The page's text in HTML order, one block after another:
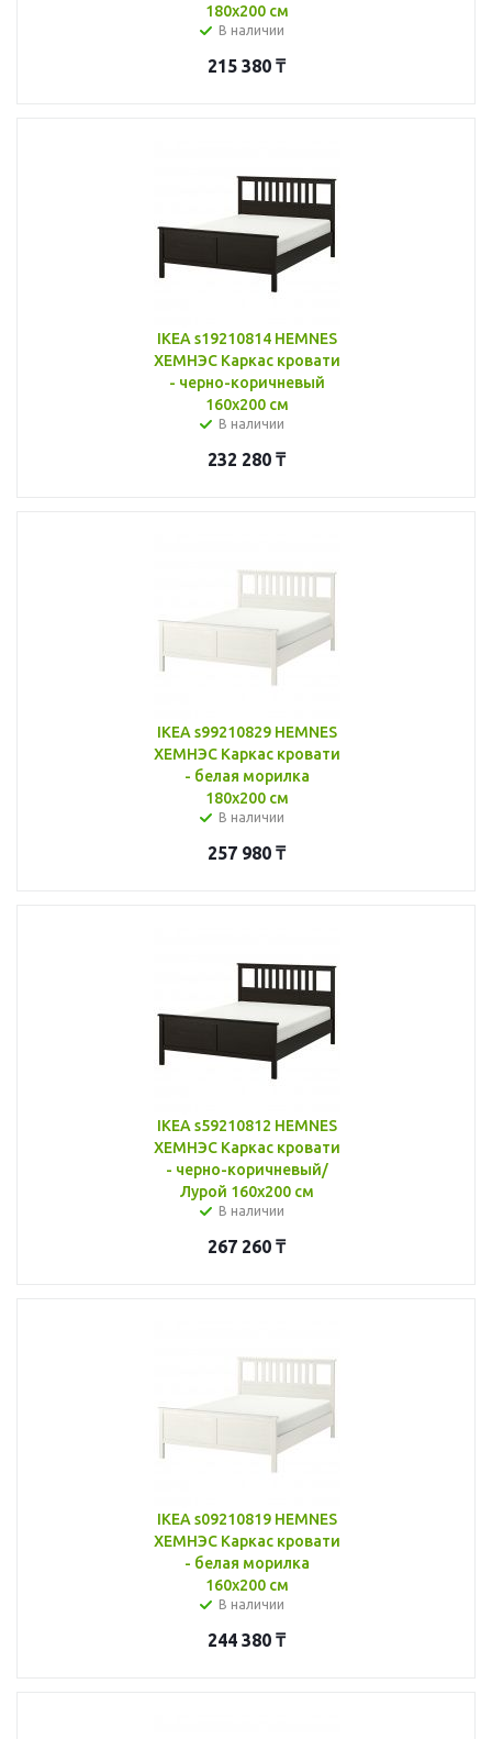
180x200 см
В наличии
215 380 ₸
IKEA s19210814 HEMNES
ХЕМНЭС Каркас кровати
- черно-коричневый
160x200 см
В наличии
232 280 ₸
IKEA s99210829 HEMNES
ХЕМНЭС Каркас кровати
- белая морилка
180x200 см
В наличии
257 980 ₸
IKEA s59210812 HEMNES
ХЕМНЭС Каркас кровати
- черно-коричневый/
Лурой 160x200 см
В наличии
267 260 ₸
IKEA s09210819 HEMNES
ХЕМНЭС Каркас кровати
- белая морилка
160x200 см
В наличии
244 380 ₸